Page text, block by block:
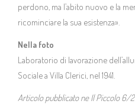
perdono, ma l’abito nuovo e la
ricominciare la sua esistenza».
Nella foto
Laboratorio di lavorazione
Sociale a Villa Clerici, nel 1941.
Articolo pubblicato ne Il Piccolo 6/